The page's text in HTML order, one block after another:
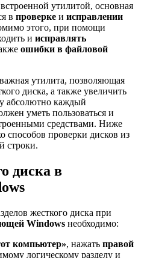
утилитой, основная
в проверке и исправлении
этого, при помощи
и исправлять
ошибки в файловой
утилита, позволяющая
диска, а также увеличить
абсолютно каждый
уметь пользоваться и
средствами. Ниже
способов проверки дисков из
строки.
диска в
жесткого диска при
Windows необходимо:
компьютер», нажать правой
логическому разделу и